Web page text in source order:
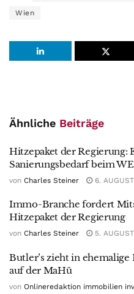
Wien
Ähnliche Beiträge
Hitzepaket der Regierung:
Sanierungsbedarf beim
von Charles Steiner 6.
Immo-Branche fordert
Hitzepaket der Regierung
von Charles Steiner 5.
Butler’s zieht in
auf der MaHü
von Onlineredaktion immobilien